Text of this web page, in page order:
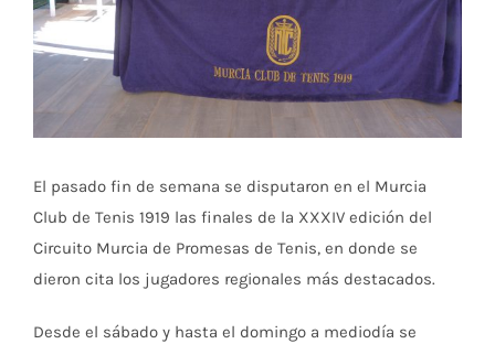
El pasado fin de semana se disputaron en el Murcia
Club de Tenis 1919 las finales de la XXXIV edición del
Circuito Murcia de Promesas de Tenis, en donde se
dieron cita los jugadores regionales más destacados.
Desde el sábado y hasta el domingo a mediodía se